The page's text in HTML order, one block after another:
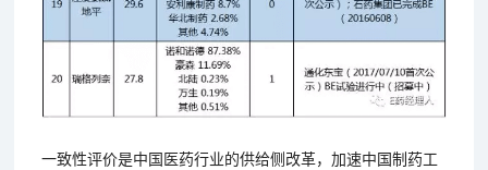
一致性评价是中国医药行业的供给侧改革，加速中国制药工